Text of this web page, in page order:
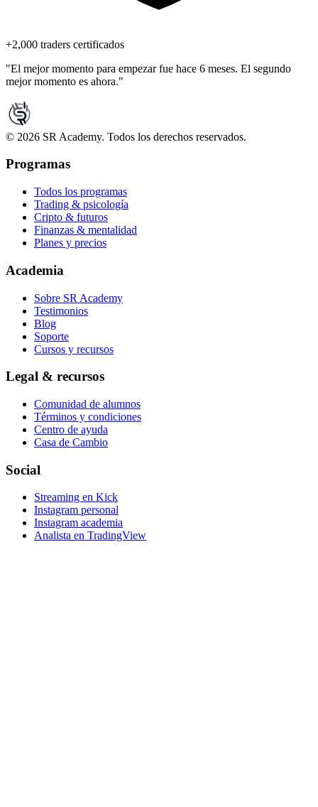
+2,000 traders certificados
"El mejor momento para empezar fue hace 6 meses. El segundo
mejor momento es ahora."
© 2026 SR Academy. Todos los derechos reservados.
Programas
Todos los programas
Trading & psicología
Cripto & futuros
Finanzas & mentalidad
Planes y precios
Academia
Sobre SR Academy
Testimonios
Blog
Soporte
Cursos y recursos
Legal & recursos
Comunidad de alumnos
Términos y condiciones
Centro de ayuda
Casa de Cambio
Social
Streaming en Kick
Instagram personal
Instagram academia
Analista en TradingView